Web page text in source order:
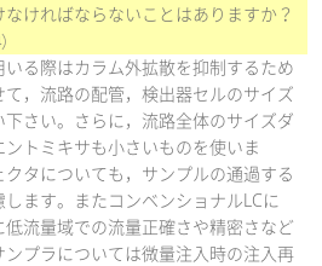
ければならないことはありますか？
る際はカラム外拡散を抑制するため
，流路の配管，検出器セルのサイズ
さい。さらに，流路全体のサイズダ
トミキサも小さいものを使いま
タについても，サンプルの通過する
ます。またコンベンショナルLCに
流量域での流量正確さや精密さなど
プラについては微量注入時の注入再